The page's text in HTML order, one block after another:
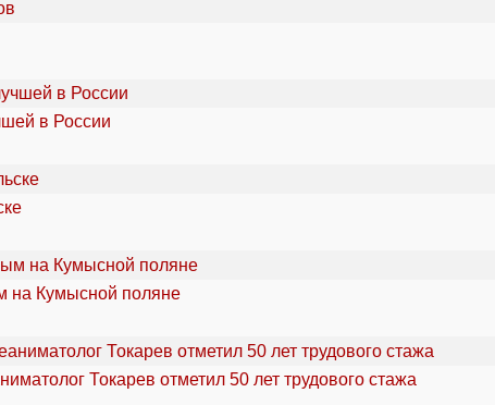
в России
на Кумысной поляне
Токарев отметил 50 лет трудового стажа